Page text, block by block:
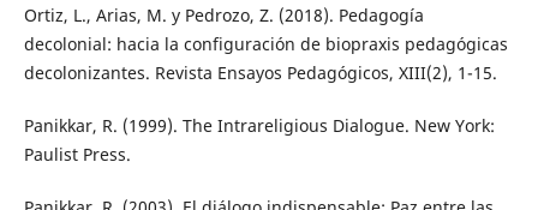
Ortiz, L., Arias, M. y Pedrozo, Z. (2018). Pedagogía
decolonial: hacia la configuración de biopraxis pedagógicas
decolonizantes. Revista Ensayos Pedagógicos, XIII(2), 1-15.
Panikkar, R. (1999). The Intrareligious Dialogue. New York:
Paulist Press.